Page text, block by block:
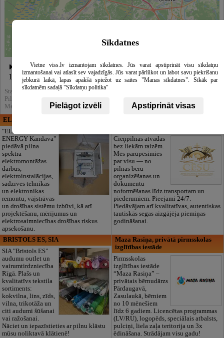
Petarde LTD, pirotehnika, Ūnijas iela 76, Rīga, Latvija, LV-
1084
Statistika:
Pilnībā apskatīts : 21231
Meklēšnas rezultātos parādīts : 262100
ELECTRIC ENERGY
"ELECTRIC
ENERGY Kandava"
piedāvā pilna
spektra
elektromontāžas
darbus,
elektroinstalācijas,
sadzīves tehnikas
un elektronikas
remontu, vājstrāvas
un drošības sistēmu izbūvi, kā arī
projektēšanu, mērījumus un
elektrosaimniecības drošības riskus
apsekošanu.
Cieņpilnas atvadas
bez liekām raizēm.
Mēs parūpēsimies
par visu — no
pilnas bēru
organizēšanas un
dokumentu
noformēšanas līdz transportam un
piederumiem. Pieejami 24/7.
Piedāvājam arī kvalitatīvas, autentiskas
tautiskās segas aizgājēja piemiņas
godināšanai.
BRISTOLS ES, SIA
SIA "Bristols ES"
audumu outlet un
vairumtirdzniecība
Rīgā. Plašs un
kvalitatīvs tekstila
sortiments:
kokvilna, lins, zīds,
vilna, trikotāža un
citi audumi šūšanai
vai ražošanai.
Nāciet un iepazīstieties ar pilnu klāstu
mūsu noliktavā klātienē!
Maza Rasiņa, privātā pirmsskolas
izglītības iestāde
Pirmsskolas
izglītības iestāde
“Maza Rasiņa” –
privātais bērnudārzs
Pārdaugavā,
Zasulaukā, bērniem
no 10 mēnešiem
līdz 6 gadiem. Licencētas programmas
(LV/RU), logopēds, speciālais atbalsts,
pulciņi, liela zaļa teritorija un 3x
ēdināšana. Strādājam visu gadu!
Sīkdatnes
Vietne viss.lv izmantojam sīkdatnes. Jūs varat apstiprināt visu sīkdatņu
izmantošanai vai atlasīt sev vajadzīgās. Jūs varat pārlūkot un labot savu piekrišanu
jebkurā laikā, lapas apakšā spiežot uz saites "Manas sīkdatnes". Sīkāk par
sīkdatnēm sadaļā "Sīkdatņu politika"
Pielāgot izvēli Apstiprināt visas